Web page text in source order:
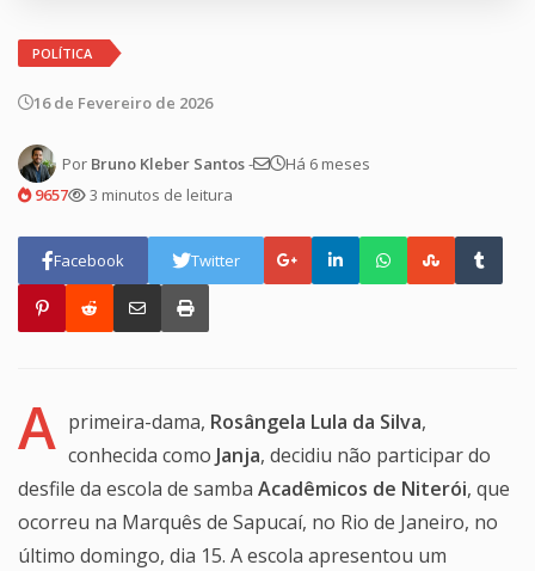
POLÍTICA
16 de Fevereiro de 2026
Por Bruno Kleber Santos-
Há 6 meses
9657
3 minutos de leitura
Facebook Twitter
A primeira-dama, Rosângela Lula da Silva,
conhecida como Janja, decidiu não participar do
desfile da escola de samba Acadêmicos de Niterói, que
ocorreu na Marquês de Sapucaí, no Rio de Janeiro, no
último domingo, dia 15. A escola apresentou um